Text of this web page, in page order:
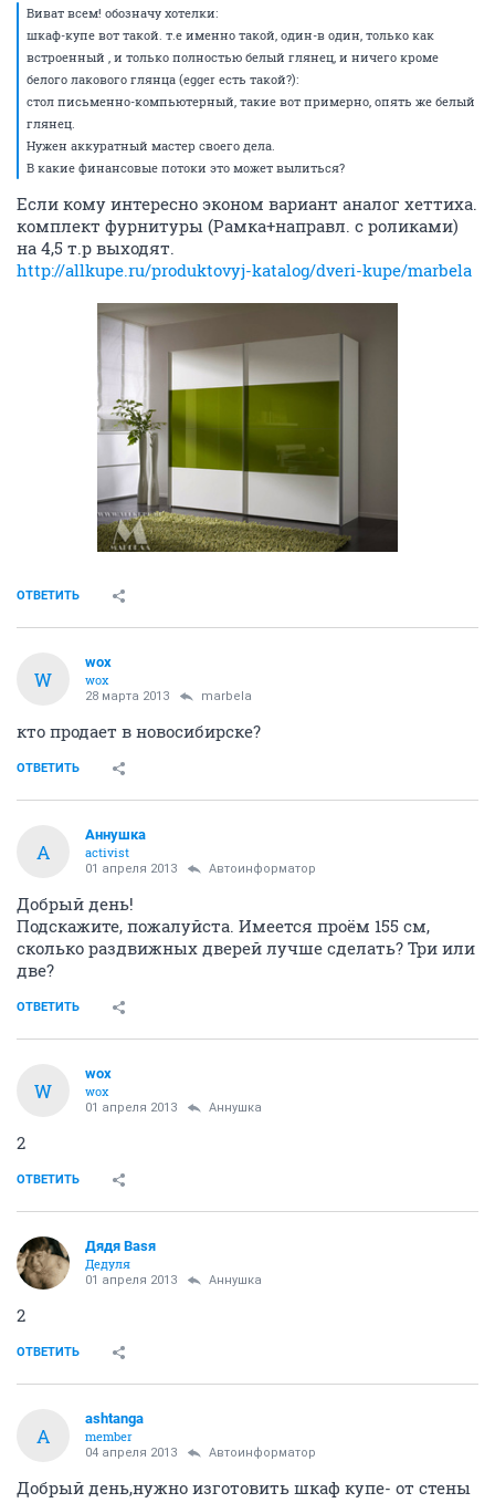
Виват всем! обозначу хотелки:
шкаф-купе вот такой. т.е именно такой, один-в один, только как
встроенный , и только полностью белый глянец, и ничего кроме
белого лакового глянца (egger есть такой?):
стол письменно-компьютерный, такие вот примерно, опять же белый
глянец.
Нужен аккуратный мастер своего дела.
В какие финансовые потоки это может вылиться?
Если кому интересно эконом вариант аналог хеттиха.
комплект фурнитуры (Рамка+направл. с роликами)
на 4,5 т.р выходят.
http://allkupe.ru/produktovyj-katalog/dveri-kupe/marbela
ОТВЕТИТЬ
W
wox
wox
28 марта 2013 marbela
кто продает в новосибирске?
ОТВЕТИТЬ
А
Аннушка
activist
01 апреля 2013 Автоинформатор
Добрый день!
Подскажите, пожалуйста. Имеется проём 155 см,
сколько раздвижных дверей лучше сделать? Три или
две?
ОТВЕТИТЬ
W
wox
wox
01 апреля 2013 Аннушка
2
ОТВЕТИТЬ
Дядя Ваsя
Дедуля
01 апреля 2013 Аннушка
2
ОТВЕТИТЬ
A
ashtanga
member
04 апреля 2013 Автоинформатор
Добрый день,нужно изготовить шкаф купе- от стены